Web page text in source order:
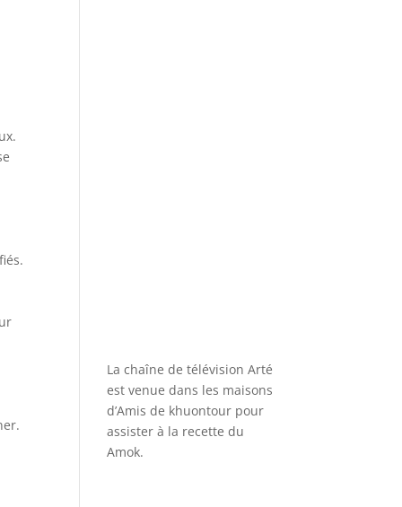
La chaîne de télévision Arté
est venue dans les maisons
d’Amis de khuontour pour
assister à la recette du
Amok.